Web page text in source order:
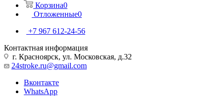
Корзина0
Отложенные0
+7 967 612-24-56
Контактная информация
г. Красноярск, ул. Московская, д.32
24stroke.ru@gmail.com
Вконтакте
WhatsApp